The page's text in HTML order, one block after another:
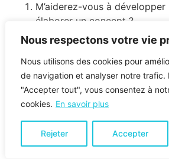
Nous respectons votre vie
Nous utilisons des cookies pour
de navigation et analyser notre trafic.
"Accepter tout", vous consentez à
cookies. En savoir plus
Rejeter Accepter
M’aiderez-vous à
élaborer un concept ?
Réaliserez-vous des études
d’audience ?
Me donnerez-vous des
améliorer mon produit ?
Pourquoi devrais-je choisir
que d’autres ?
Mes interlocuteurs sont-ils
ou des seniors ou des juniors ?
Allez-vous mettre à ma